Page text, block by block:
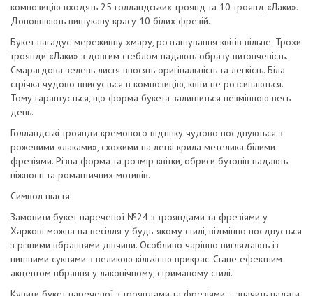
композицію входять 25 голландських троянд та 10 троянд «Лаки».
Доповнюють вишукану красу 10 білих фрезій.
Букет нагадує мереживну хмару, розташування квітів вільне. Трохи
троянди «Лаки» з довгим стеблом надають образу витонченість.
Смарагдова зелень листя вносять оригінальність та легкість. Біла
стрічка чудово вписується в композицію, квіти не розсипаються.
Тому гарантується, що форма букета залишиться незмінною весь
день.
Голландські троянди кремового відтінку чудово поєднуються з
рожевими «лаками», схожими на легкі крила метелика білими
фрезіями. Різна форма та розмір квітки, обриси бутонів надають
ніжності та романтичних мотивів.
Символ щастя
Замовити букет нареченої №24 з трояндами та фрезіями у
Харкові можна на весілля у будь-якому стилі, відмінно поєднується
з різними вбраннями дівчини. Особливо чарівно виглядають із
пишними сукнями з великою кількістю прикрас. Стане ефектним
акцентом вбрання у лаконічному, стриманому стилі.